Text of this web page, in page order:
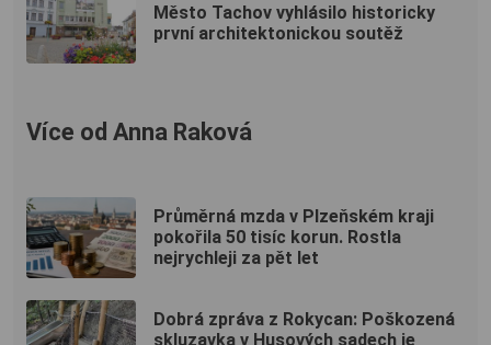
Město Tachov vyhlásilo historicky
první architektonickou soutěž
Více od Anna Raková
Průměrná mzda v Plzeňském kraji
pokořila 50 tisíc korun. Rostla
nejrychleji za pět let
Dobrá zpráva z Rokycan: Poškozená
skluzavka v Husových sadech je